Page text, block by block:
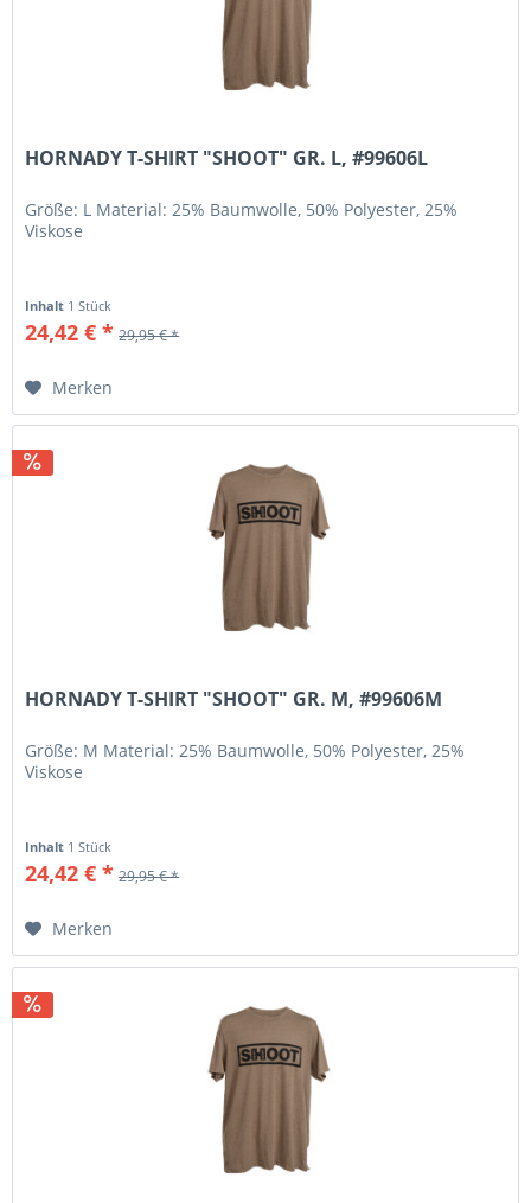
HORNADY T-SHIRT "SHOOT" GR. L, #99606L
Größe: L Material: 25% Baumwolle, 50% Polyester, 25%
Viskose
Inhalt 1 Stück
24,42 € * 29,95 € *
Merken
HORNADY T-SHIRT "SHOOT" GR. M, #99606M
Größe: M Material: 25% Baumwolle, 50% Polyester, 25%
Viskose
Inhalt 1 Stück
24,42 € * 29,95 € *
Merken